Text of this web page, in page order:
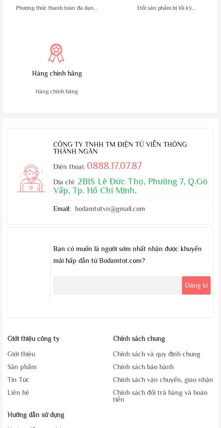
Phương thức thanh toán đa dạng,
Đổi sản phẩm bị lỗi kỹ
Hàng chính hãng
Hàng chính hãng
CÔNG TY TNHH TM ĐIỆN TỬ VIỄN THÔNG
THÀNH NGÂN
Điện thoại: 0888.17.07.87
Địa chỉ: 2BIS Lê Đức Thọ, Phường 7, Q.Gò
Vấp, Tp. Hồ Chí Minh,
Email: bodamtotvn@gmail.com
Bạn có muốn là người sớm nhất nhận được khuyến
mãi hấp dẫn từ Bodamtot.com?
Giới thiệu công ty
Giới thiệu
Sản phẩm
Tin Tức
Liên hệ
Chính sách chung
Chính sách và quy định chung
Chính sách bảo hành
Chính sách vận chuyển, giao nhận
Chính sách đổi trả hàng và hoàn
tiền
Hướng dẫn sử dụng